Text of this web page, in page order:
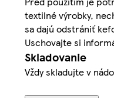
textilné výrobky,
sa dajú odstrániť
Uschovajte si
Skladovanie
Vždy skladujte v